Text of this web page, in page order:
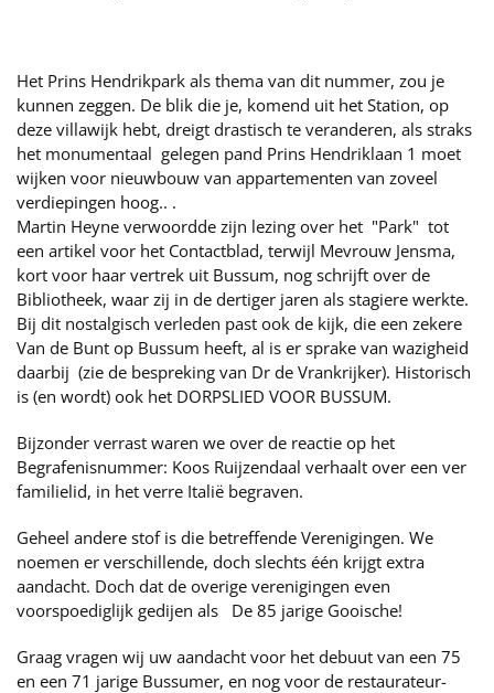
Het Prins Hendrikpark als thema van dit nummer, zou je
kunnen zeggen. De blik die je, komend uit het Station, op
deze villawijk hebt, dreigt drastisch te veranderen, als straks
het monumentaal gelegen pand Prins Hendriklaan 1 moet
wijken voor nieuwbouw van appartementen van zoveel
verdiepingen hoog.. .
Martin Heyne verwoordde zijn lezing over het "Park" tot
een artikel voor het Contactblad, terwijl Mevrouw Jensma,
kort voor haar vertrek uit Bussum, nog schrijft over de
Bibliotheek, waar zij in de dertiger jaren als stagiere werkte.
Bij dit nostalgisch verleden past ook de kijk, die een zekere
Van de Bunt op Bussum heeft, al is er sprake van wazigheid
daarbij (zie de bespreking van Dr de Vrankrijker). Historisch
is (en wordt) ook het DORPSLIED VOOR BUSSUM.
Bijzonder verrast waren we over de reactie op het
Begrafenisnummer: Koos Ruijzendaal verhaalt over een ver
familielid, in het verre Italië begraven.
Geheel andere stof is die betreffende Verenigingen. We
noemen er verschillende, doch slechts één krijgt extra
aandacht. Doch dat de overige verenigingen even
voorspoediglijk gedijen als De 85 jarige Gooische!
Graag vragen wij uw aandacht voor het debuut van een 75
en een 71 jarige Bussumer, en nog voor de restaurateur-